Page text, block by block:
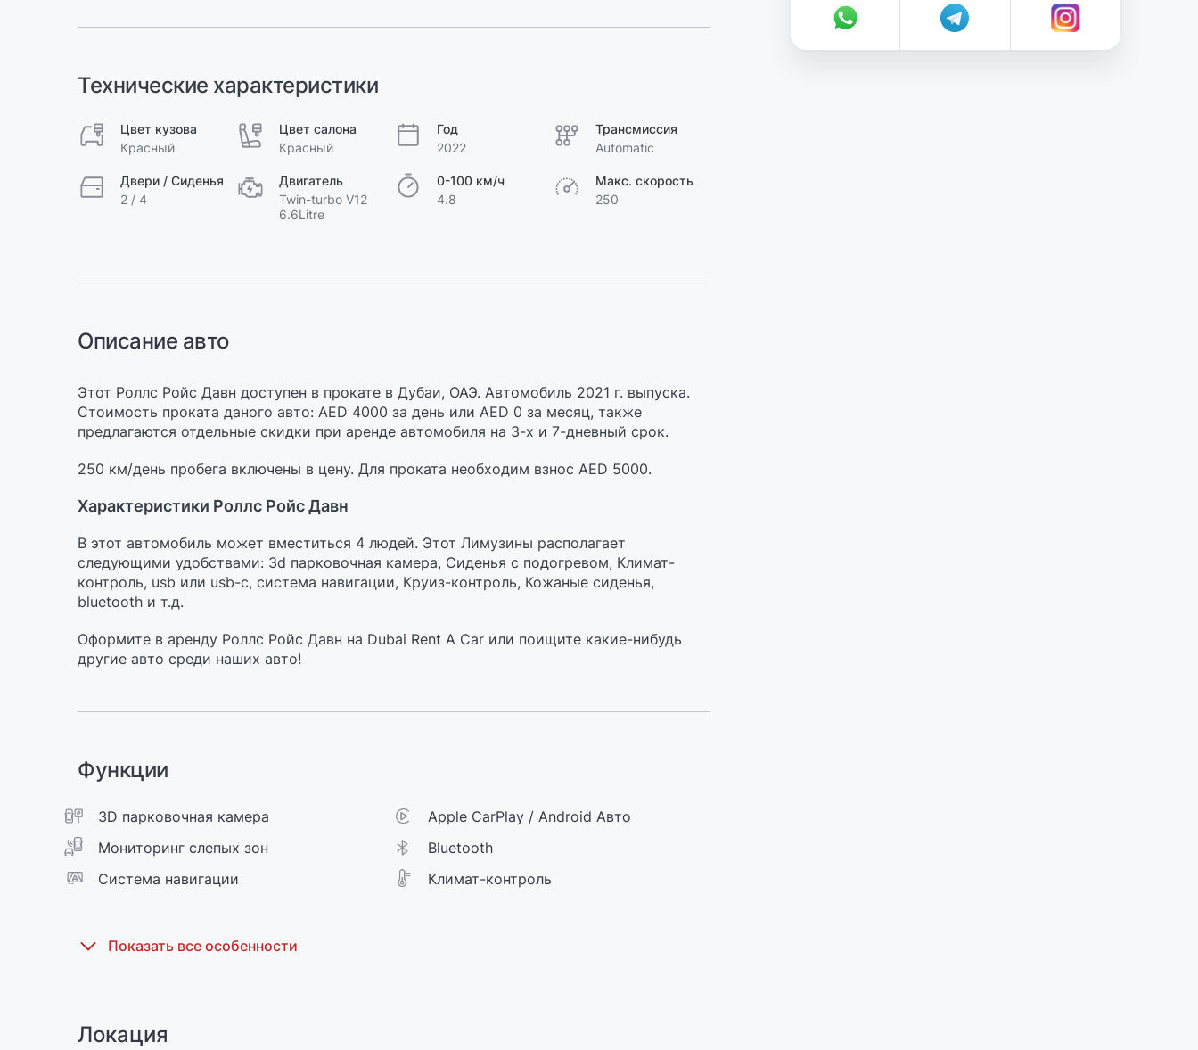
Технические характеристики
Цвет кузова
Красный
Цвет салона
Красный
Год
2022
Трансмиссия
Automatic
Двери / Сиденья
2 / 4
Двигатель
Twin-turbo V12
6.6Litre
0-100 км/ч
4.8
Макс. скорость
250
Описание авто
Этот Роллс Ройс Давн доступен в прокате в Дубаи, ОАЭ. Автомобиль 2021 г. выпуска.
Стоимость проката даного авто: AED 4000 за день или AED 0 за месяц, также
предлагаются отдельные скидки при аренде автомобиля на 3-х и 7-дневный срок.
250 км/день пробега включены в цену. Для проката необходим взнос AED 5000.
Характеристики Роллс Ройс Давн
В этот автомобиль может вместиться 4 людей. Этот Лимузины располагает
следующими удобствами: 3d парковочная камера, Сиденья с подогревом, Климат-
контроль, usb или usb-c, cистема навигации, Круиз-контроль, Кожаные сиденья,
bluetooth и т.д.
Оформите в аренду Роллс Ройс Давн на Dubai Rent A Car или поищите какие-нибудь
другие авто среди наших авто!
Функции
3D парковочная камера
Apple CarPlay / Android Авто
Мониторинг слепых зон
Bluetooth
Cистема навигации
Климат-контроль
Локация